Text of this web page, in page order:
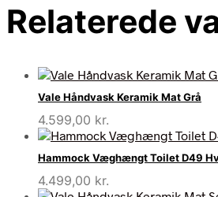
Relaterede
Vale Håndvask Keramik Mat Grå
4.599,00 kr.
Hammock Væghængt Toilet D49
4.499,00 kr.